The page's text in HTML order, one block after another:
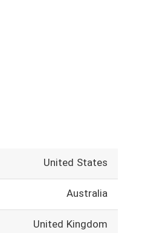
United States
Australia
United Kingdom